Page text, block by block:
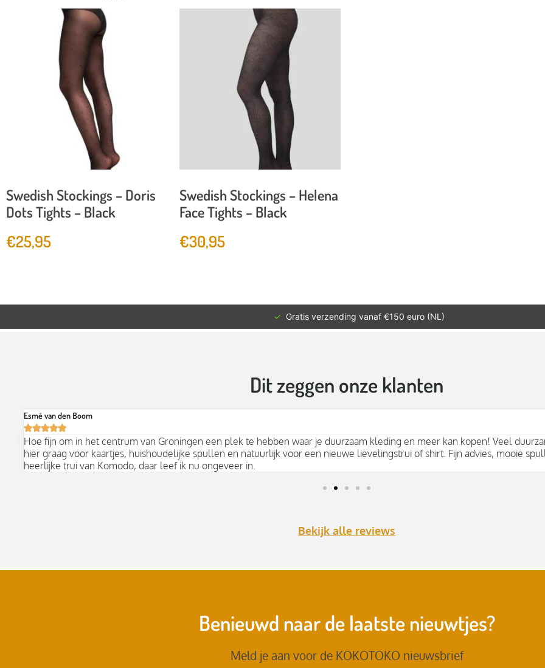
Swedish Stockings – Doris
Dots Tights – Black
€25,95
Swedish Stockings – Helena
Face Tights – Black
€30,95
✓ Gratis verzending vanaf €150 euro (NL)
Dit zeggen onze klanten
Esmé van den Boom

Hoe fijn om in het centrum van Groningen een plek te hebben waar je duurzaam kleding en meer kan kopen! Veel
hier graag voor kaartjes, huishoudelijke spullen en natuurlijk voor een nieuwe lievelingstrui of shirt. Fijn advies, mooie
heerlijke trui van Komodo, daar leef ik nu ongeveer in.
Bekijk alle reviews
Benieuwd naar de laatste nieuwtjes?
Meld je aan voor de KOKOTOKO nieuwsbrief